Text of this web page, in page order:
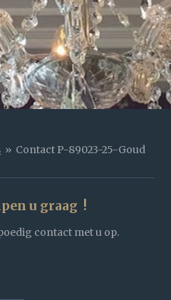
» Contact P-89023-25-Goud
u graag !
contact met u op.